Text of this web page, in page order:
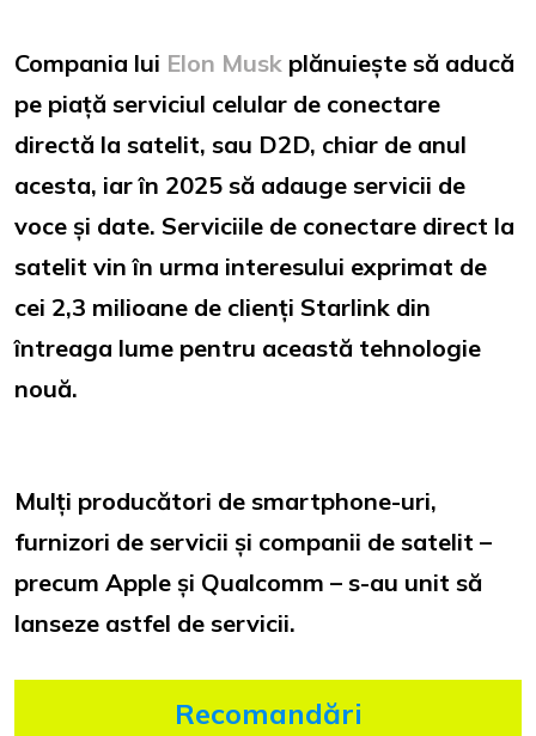
Compania lui Elon Musk plănuiește să aducă
pe piață serviciul celular de conectare
directă la satelit, sau D2D, chiar de anul
acesta, iar în 2025 să adauge servicii de
voce și date. Serviciile de conectare direct la
satelit vin în urma interesului exprimat de
cei 2,3 milioane de clienți Starlink din
întreaga lume pentru această tehnologie
nouă.
Mulți producători de smartphone-uri,
furnizori de servicii și companii de satelit –
precum Apple și Qualcomm – s-au unit să
lanseze astfel de servicii.
Recomandări